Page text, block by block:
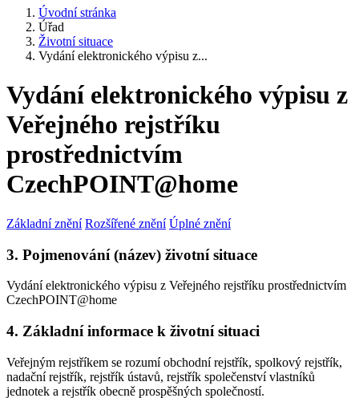
Úvodní stránka
Úřad
Životní situace
Vydání elektronického výpisu z...
Vydání elektronického výpisu z
Veřejného rejstříku
prostřednictvím
CzechPOINT@home
Základní znění Rozšířené znění Úplné znění
3. Pojmenování (název) životní situace
Vydání elektronického výpisu z Veřejného rejstříku prostřednictvím
CzechPOINT@home
4. Základní informace k životní situaci
Veřejným rejstříkem se rozumí obchodní rejstřík, spolkový rejstřík,
nadační rejstřík, rejstřík ústavů, rejstřík společenství vlastníků
jednotek a rejstřík obecně prospěšných společností.